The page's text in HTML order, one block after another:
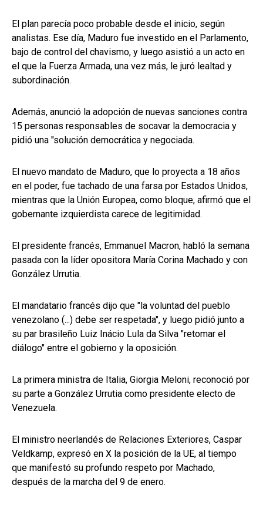
El plan parecía poco probable desde el inicio, según
analistas. Ese día, Maduro fue investido en el Parlamento,
bajo de control del chavismo, y luego asistió a un acto en
el que la Fuerza Armada, una vez más, le juró lealtad y
subordinación.
Además, anunció la adopción de nuevas sanciones contra
15 personas responsables de socavar la democracia y
pidió una "solución democrática y negociada.
El nuevo mandato de Maduro, que lo proyecta a 18 años
en el poder, fue tachado de una farsa por Estados Unidos,
mientras que la Unión Europea, como bloque, afirmó que el
gobernante izquierdista carece de legitimidad.
El presidente francés, Emmanuel Macron, habló la semana
pasada con la líder opositora María Corina Machado y con
González Urrutia.
El mandatario francés dijo que "la voluntad del pueblo
venezolano (...) debe ser respetada", y luego pidió junto a
su par brasileño Luiz Inácio Lula da Silva "retomar el
diálogo" entre el gobierno y la oposición.
La primera ministra de Italia, Giorgia Meloni, reconoció por
su parte a González Urrutia como presidente electo de
Venezuela.
El ministro neerlandés de Relaciones Exteriores, Caspar
Veldkamp, expresó en X la posición de la UE, al tiempo
que manifestó su profundo respeto por Machado,
después de la marcha del 9 de enero.